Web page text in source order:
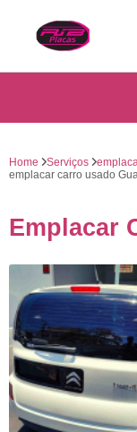
Home Serviços
emplacar carro usado
Emplacar